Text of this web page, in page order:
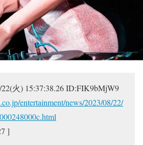
22(火) 15:37:38.26 ID:FIK9bMjW9
entertainment/news/2023/08/22/
]